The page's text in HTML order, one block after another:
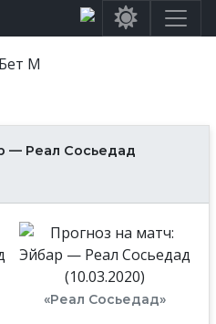
— Реал Сосьедад
«Реал Сосьедад»